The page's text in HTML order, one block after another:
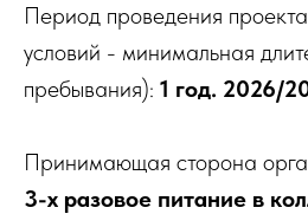
Период проведения
условий - минимальная
пребывания): 1 год. 2026/
Принимающая сторона
3-х разовое питание в